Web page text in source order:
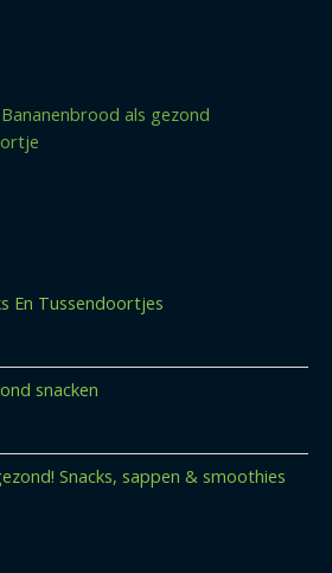
als gezond
En Tussendoortjes
snacken
Snacks, sappen & smoothies